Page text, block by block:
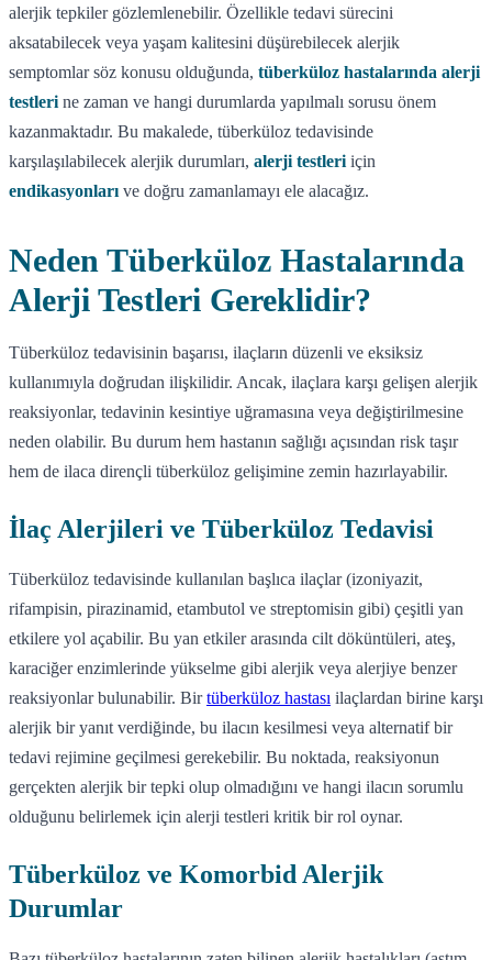
alerjik tepkiler gözlemlenebilir. Özellikle tedavi sürecini
aksatabilecek veya yaşam kalitesini düşürebilecek alerjik
semptomlar söz konusu olduğunda, tüberküloz hastalarında alerji
testleri ne zaman ve hangi durumlarda yapılmalı sorusu önem
kazanmaktadır. Bu makalede, tüberküloz tedavisinde
karşılaşılabilecek alerjik durumları, alerji testleri için
endikasyonları ve doğru zamanlamayı ele alacağız.
Neden Tüberküloz Hastalarında
Alerji Testleri Gereklidir?
Tüberküloz tedavisinin başarısı, ilaçların düzenli ve eksiksiz
kullanımıyla doğrudan ilişkilidir. Ancak, ilaçlara karşı gelişen alerjik
reaksiyonlar, tedavinin kesintiye uğramasına veya değiştirilmesine
neden olabilir. Bu durum hem hastanın sağlığı açısından risk taşır
hem de ilaca dirençli tüberküloz gelişimine zemin hazırlayabilir.
İlaç Alerjileri ve Tüberküloz Tedavisi
Tüberküloz tedavisinde kullanılan başlıca ilaçlar (izoniyazit,
rifampisin, pirazinamid, etambutol ve streptomisin gibi) çeşitli yan
etkilere yol açabilir. Bu yan etkiler arasında cilt döküntüleri, ateş,
karaciğer enzimlerinde yükselme gibi alerjik veya alerjiye benzer
reaksiyonlar bulunabilir. Birtüberküloz hastası ilaçlardan birine karşı
alerjik bir yanıt verdiğinde, bu ilacın kesilmesi veya alternatif bir
tedavi rejimine geçilmesi gerekebilir. Bu noktada, reaksiyonun
gerçekten alerjik bir tepki olup olmadığını ve hangi ilacın sorumlu
olduğunu belirlemek için alerji testleri kritik bir rol oynar.
Tüberküloz ve Komorbid Alerjik
Durumlar